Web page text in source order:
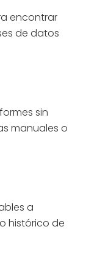
encontrar
de datos
sin
manuales o
a
histórico de